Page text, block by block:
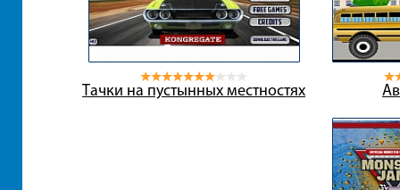
Тачки на пустынных местностях